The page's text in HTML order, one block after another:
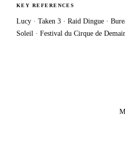
KEY REFERENCES
Lucy · Taken 3 · Raid Dingue ·
Soleil · Festival du Cirque de